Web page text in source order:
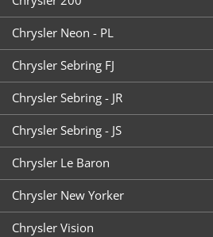
Chrysler Neon - PL
Chrysler Sebring FJ
Chrysler Sebring - JR
Chrysler Sebring - JS
Chrysler Le Baron
Chrysler New Yorker
Chrysler Vision